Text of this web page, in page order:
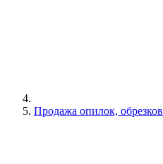
Продажа опилок, обрезков